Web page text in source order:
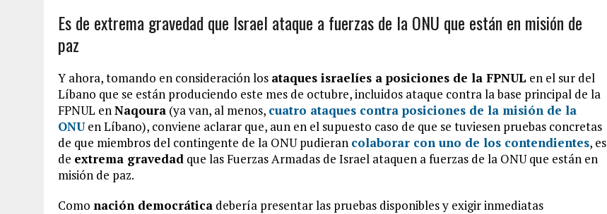
Es de extrema gravedad que Israel ataque a fuerzas de la ONU que están en misión de
paz
Y ahora, tomando en consideración los ataques israelíes a posiciones de la FPNUL en el sur del
Líbano que se están produciendo este mes de octubre, incluidos ataque contra la base principal de la
FPNUL enNaqoura (ya van, al menos, cuatro ataques contra posiciones de la misión de la
ONUen Líbano), conviene aclarar que, aun en el supuesto caso de que se tuviesen pruebas concretas
de que miembros del contingente de la ONU pudieran colaborar con uno de los contendientes, es
de extrema gravedad que las Fuerzas Armadas de Israel ataquen a fuerzas de la ONU que están en
misión de paz.
Como nación democrática debería presentar las pruebas disponibles y exigir inmediatas